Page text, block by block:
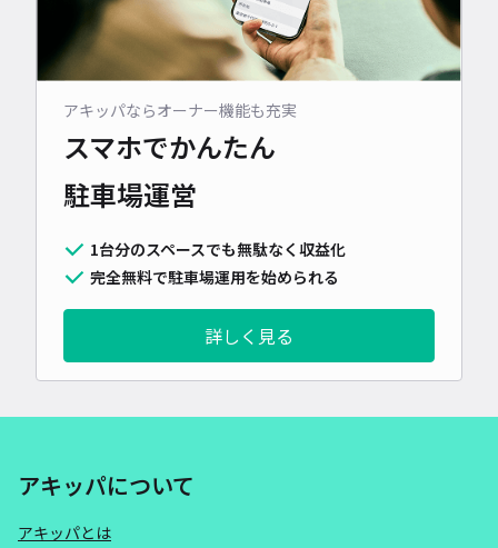
アキッパならオーナー機能も充実
スマホでかんたん
駐車場運営
1台分のスペースでも無駄なく収益化
完全無料で駐車場運用を始められる
詳しく見る
アキッパについて
アキッパとは